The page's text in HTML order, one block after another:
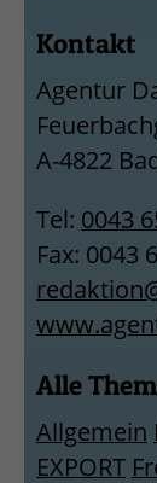
Kontakt
Agentur
A-4822
Tel: 0043
Fax: 0043
Alle
Allgemein
EXPORT